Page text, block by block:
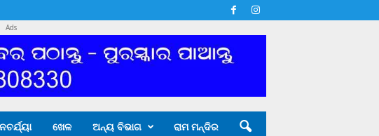
Ads
ଖେଳ ଅନ୍ୟ ବିଭାଗ ରାମ ମନ୍ଦିର